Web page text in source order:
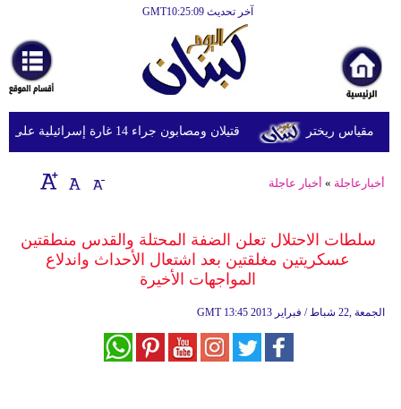
آخر تحديث GMT10:25:09
أخبارعاجلة
رياضة
ثقافة
إقتصاد
وموسيقى
قتيلان ومصابون جراء 14 غارة إسرائيلية على شرق وجنوب لبنان
أخبارعاجلة » أخبار عاجلة
سلطات الاحتلال تعلن الضفة المحتلة والقدس منطقتين
عسكريتين مغلقتين بعد اشتعال الأحداث واندلاع
المواجهات الأخيرة
GMT 13:45 2013 الجمعة ,22 شباط / فبراير